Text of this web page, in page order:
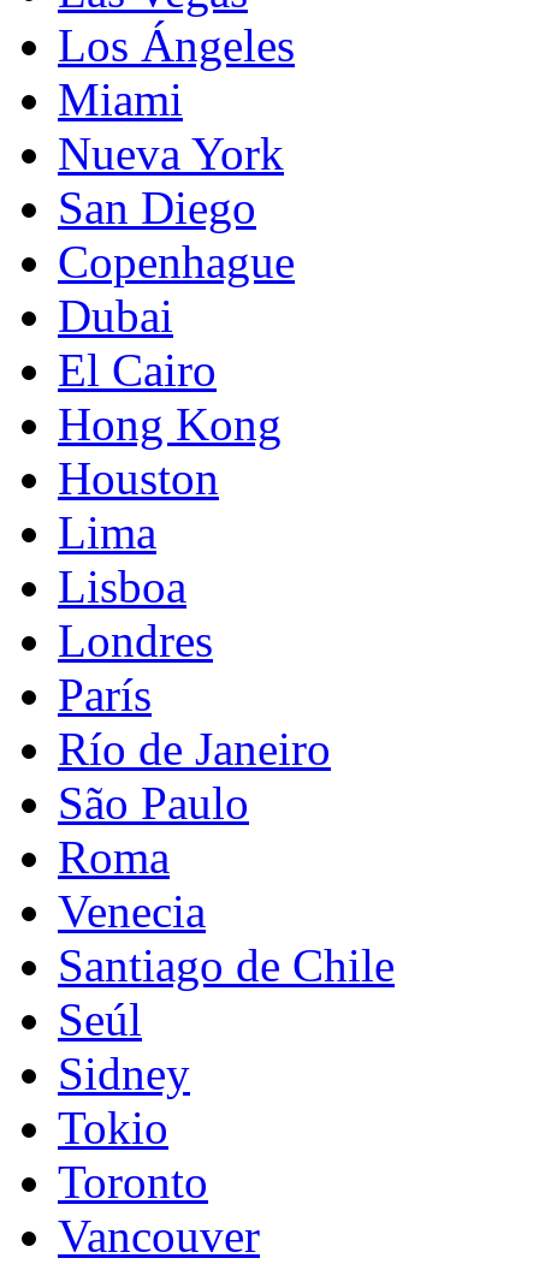
Los Ángeles
Miami
Nueva York
San Diego
Copenhague
Dubai
El Cairo
Hong Kong
Houston
Lima
Lisboa
Londres
París
Río de Janeiro
São Paulo
Roma
Venecia
Santiago de Chile
Seúl
Sidney
Tokio
Toronto
Vancouver